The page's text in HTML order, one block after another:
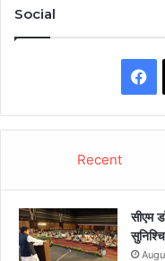
Social
Recent
सीएम